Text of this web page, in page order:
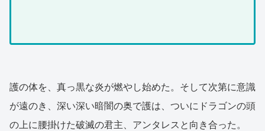
護の体を、真っ黒な炎が燃やし始めた。そして次第に意識
が遠のき、深い深い暗闇の奥で護は、ついにドラゴンの頭
の上に腰掛けた破滅の君主、アンタレスと向き合った。